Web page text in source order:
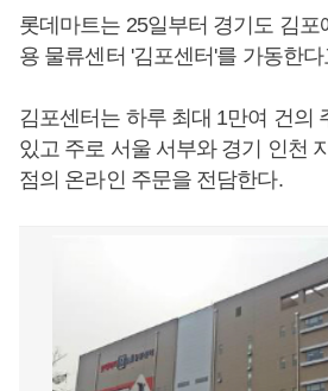
롯데마트는 25일부터 경기도 김포
용 물류센터 '김포센터'를 가동한
김포센터는 하루 최대 1만여 건의
있고 주로 서울 서부와 경기 인천
점의 온라인 주문을 전담한다.